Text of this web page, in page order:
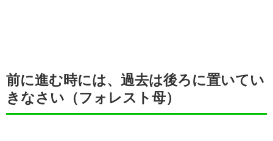
前に進む時には、過去は後ろに置いてい
きなさい（フォレスト母）